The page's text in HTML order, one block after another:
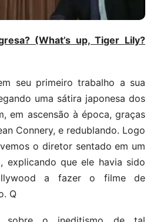
(What’s up, Tiger Lily?
seu primeiro trabalho a sua
uma sátira japonesa dos
em ascensão à época, graças
Connery, e redublando. Logo
o diretor sentado em um
explicando que ele havia sido
a fazer o filme de
Q